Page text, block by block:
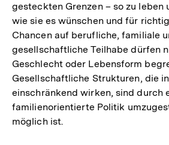
gesteckten Grenzen – so zu leben
wie sie es wünschen und für
Chancen auf berufliche, familiale
gesellschaftliche Teilhabe dürfen
Geschlecht oder Lebensform
Gesellschaftliche Strukturen, die
einschränkend wirken, sind durch
familienorientierte Politik
möglich ist.